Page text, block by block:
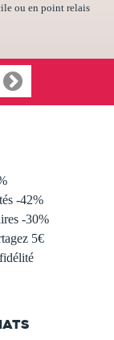
ou en point relais
-42%
-30%
5€